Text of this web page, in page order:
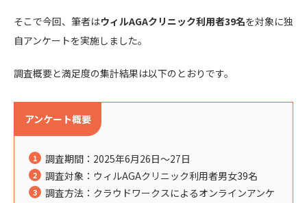
そこで今回、筆者はウィルAGAクリニック利用者39名を対象に独
自アンケートを実施しました。
調査概要と満足度の集計結果は以下のとおりです。
アンケート概要
調査期間：2025年6月26日〜27日
調査対象：ウィルAGAクリニック利用者男女39名
調査方法：クラウドワークスによるオンラインアンケ